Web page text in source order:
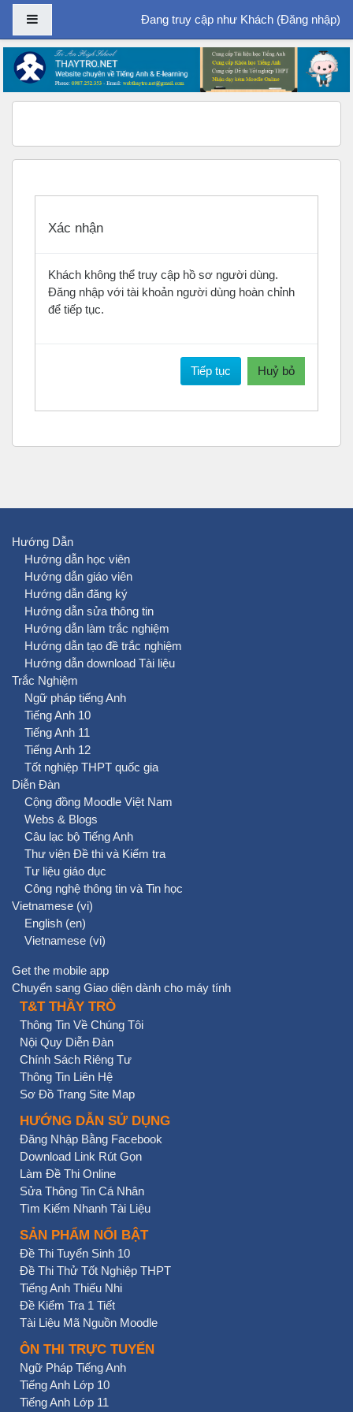
Chuyển tới nội dung chính
Bảng điều khiển cạnhĐang truy cập như Khách (Đăng nhập)
Xác nhận
Khách không thể truy cập hồ sơ người dùng.
Đăng nhập với tài khoản người dùng hoàn chỉnh
để tiếp tục.
Tiếp tục Huỷ bỏ
Hướng Dẫn
Hướng dẫn học viên
Hướng dẫn giáo viên
Hướng dẫn đăng ký
Hướng dẫn sửa thông tin
Hướng dẫn làm trắc nghiệm
Hướng dẫn tạo đề trắc nghiệm
Hướng dẫn download Tài liệu
Trắc Nghiệm
Ngữ pháp tiếng Anh
Tiếng Anh 10
Tiếng Anh 11
Tiếng Anh 12
Tốt nghiệp THPT quốc gia
Diễn Đàn
Cộng đồng Moodle Việt Nam
Webs & Blogs
Câu lạc bộ Tiếng Anh
Thư viện Đề thi và Kiểm tra
Tư liệu giáo dục
Công nghệ thông tin và Tin học
Vietnamese ‎(vi)‎
English ‎(en)‎
Vietnamese ‎(vi)‎
Get the mobile app
Chuyển sang Giao diện dành cho máy tính
T&T THẦY TRÒ
Thông Tin Về Chúng Tôi
Nội Quy Diễn Đàn
Chính Sách Riêng Tư
Thông Tin Liên Hệ
Sơ Đồ Trang Site Map
HƯỚNG DẪN SỬ DỤNG
Đăng Nhập Bằng Facebook
Download Link Rút Gọn
Làm Đề Thi Online
Sửa Thông Tin Cá Nhân
Tìm Kiếm Nhanh Tài Liệu
SẢN PHẨM NỔI BẬT
Đề Thi Tuyển Sinh 10
Đề Thi Thử Tốt Nghiệp THPT
Tiếng Anh Thiếu Nhi
Đề Kiểm Tra 1 Tiết
Tài Liệu Mã Nguồn Moodle
ÔN THI TRỰC TUYẾN
Ngữ Pháp Tiếng Anh
Tiếng Anh Lớp 10
Tiếng Anh Lớp 11